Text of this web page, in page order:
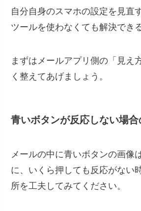
自分自身のスマホの設定を見直
ツールを使わなくても解決でき
まずはメールアプリ側の「見え
く整えてあげましょう。
青いボタンが反応しない場
メールの中に青いボタンの画像
に、いくら押しても反応がない
所を工夫してみてください。